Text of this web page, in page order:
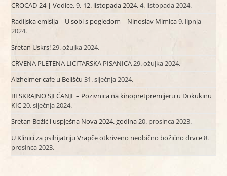
CROCAD-24 | Vodice, 9.-12. listopada 2024.4. listopada 2024.
Radijska emisija – U sobi s pogledom – Ninoslav Mimica9. lipnja
2024.
Sretan Uskrs!29. ožujka 2024.
CRVENA PLETENA LICITARSKA PISANICA29. ožujka 2024.
Alzheimer cafe u Belišću 31. siječnja 2024.
BESKRAJNO SJEĆANJE – Pozivnica na kinopretpremijeru u Dokukinu
KIC20. siječnja 2024.
Sretan Božić i uspješna Nova 2024. godina20. prosinca 2023.
U Klinici za psihijatriju Vrapče otkriveno neobično božićno drvce8.
prosinca 2023.